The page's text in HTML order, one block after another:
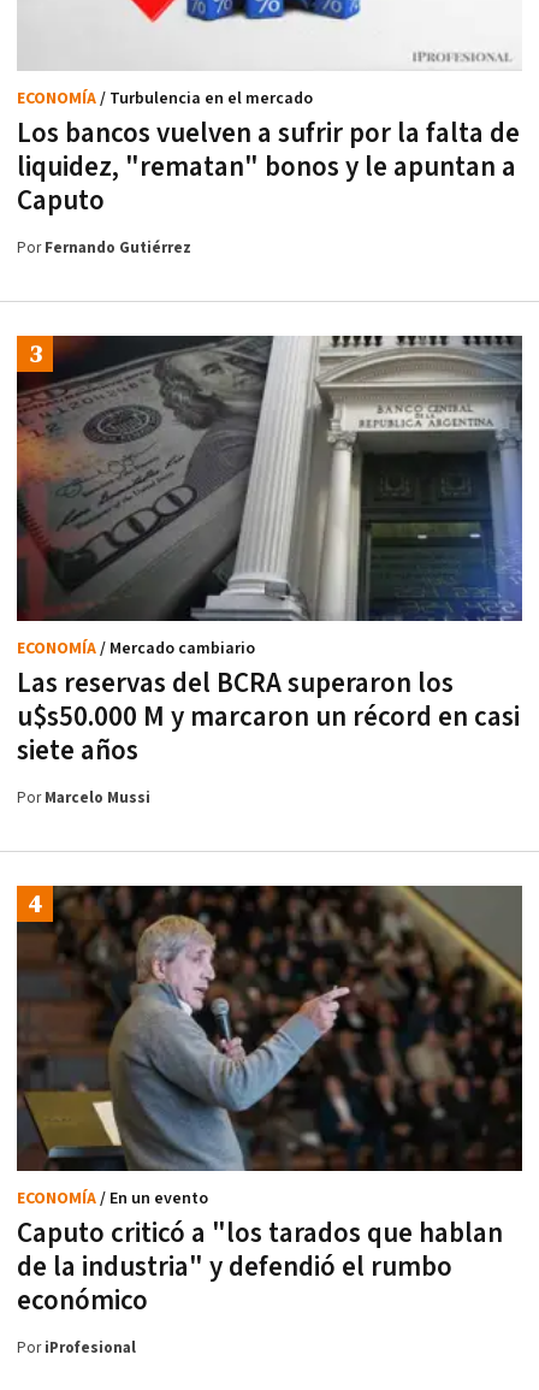
Los bancos vuelven a sufrir por la falta de
liquidez, "rematan" bonos y le apuntan a
Caputo
ECONOMÍA/ Turbulencia en el mercado
PorFernando Gutiérrez
Las reservas del BCRA superaron los
u$s50.000 M y marcaron un récord en casi
siete años
ECONOMÍA/ Mercado cambiario
PorMarcelo Mussi
Caputo criticó a "los tarados que hablan
de la industria" y defendió el rumbo
económico
ECONOMÍA/ En un evento
PoriProfesional